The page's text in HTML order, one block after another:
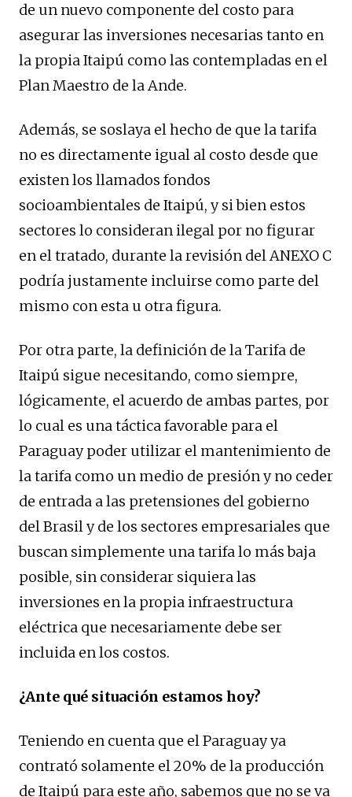
de un nuevo componente del costo para
asegurar las inversiones necesarias tanto en
la propia Itaipú como las contempladas en el
Plan Maestro de la Ande.
Además, se soslaya el hecho de que la tarifa
no es directamente igual al costo desde que
existen los llamados fondos
socioambientales de Itaipú, y si bien estos
sectores lo consideran ilegal por no figurar
en el tratado, durante la revisión del ANEXO C
podría justamente incluirse como parte del
mismo con esta u otra figura.
Por otra parte, la definición de la Tarifa de
Itaipú sigue necesitando, como siempre,
lógicamente, el acuerdo de ambas partes, por
lo cual es una táctica favorable para el
Paraguay poder utilizar el mantenimiento de
la tarifa como un medio de presión y no ceder
de entrada a las pretensiones del gobierno
del Brasil y de los sectores empresariales que
buscan simplemente una tarifa lo más baja
posible, sin considerar siquiera las
inversiones en la propia infraestructura
eléctrica que necesariamente debe ser
incluida en los costos.
¿Ante qué situación estamos hoy?
Teniendo en cuenta que el Paraguay ya
contrató solamente el 20% de la producción
de Itaipú para este año, sabemos que no se va